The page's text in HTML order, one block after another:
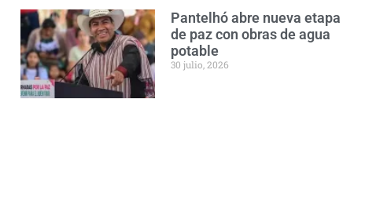
Pantelhó abre nueva etapa
de paz con obras de agua
potable
30 julio, 2026